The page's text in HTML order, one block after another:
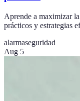
Aprende a maximizar
prácticos y estrategias
alarmaseguridad
Aug 5